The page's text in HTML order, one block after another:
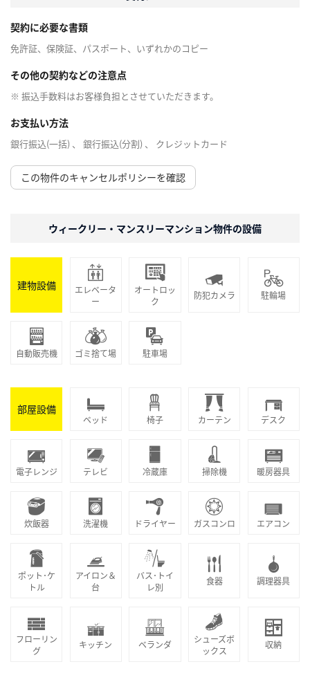
契約に必要な書類
免許証、保険証、パスポート、いずれかのコピー
その他の契約などの注意点
※ 振込手数料はお客様負担とさせていただきます。
お支払い方法
銀行振込(一括) 、 銀行振込(分割) 、 クレジットカード
この物件のキャンセルポリシーを確認
ウィークリー・マンスリーマンション物件の設備
建物設備
エレベータ
ー
オートロッ
ク
防犯カメラ 駐輪場
自動販売機 ゴミ捨て場 駐車場
部屋設備
ベッド 椅子 カーテン デスク
電子レンジ テレビ 冷蔵庫 掃除機 暖房器具
炊飯器 洗濯機 ドライヤー ガスコンロ エアコン
ポット･ケ
トル
アイロン＆
台
バス･トイ
レ別
食器 調理器具
フローリン
グ
キッチン ベランダ
シューズボ
ックス
収納